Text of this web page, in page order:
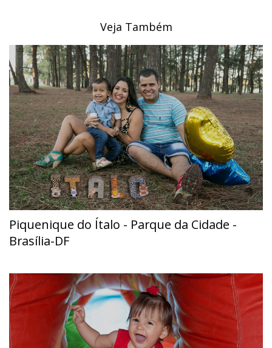
Veja Também
Piquenique do Ítalo - Parque da Cidade -
Brasília-DF